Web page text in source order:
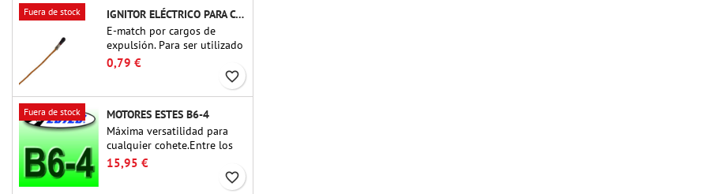
Fuera de stock
IGNITOR ELÉCTRICO PARA CARGA DE EYECCIÓN
E-match por cargos de
expulsión. Para ser utilizado
con altímetros u otros
dispositivos electrónicos.
0,79 €
favorite_border
Fuera de stock
MOTORES ESTES B6-4
Máxima versatilidad para
cualquier cohete.Entre los
motores para cohetes más
utilizados hasta la fecha, el
15,95 €
favorite_border